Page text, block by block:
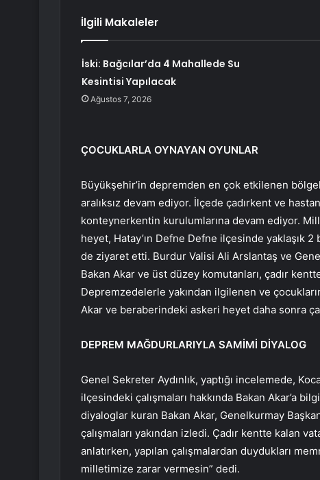
İlgili Makaleler
İski: Bağcılar’da 4 Mahallede Su
Kesintisi Yapılacak
Ağustos 7, 2026
ÇOCUKLARLA OYNAYAN OYUNLAR
Büyükşehir’in depremden en çok etkilenen
aralıksız devam ediyor. İlçede çadırkent ve
konteynerkentin kurulumlarına devam ediyor.
heyet, Hatay’ın Defne Defne ilçesinde yaklaşık
de ziyaret etti. Burdur Valisi Ali Arslantaş ve Genel
Bakan Akar ve üst düzey komutanları, çadır
Depremzedelerle yakından ilgilenen ve
Akar ve beraberindeki askeri heyet daha sonra
DEPREM MAĞDURLARIYLA SAMİMİ DİYALOG
Genel Sekreter Aydınlık, yaptığı incelemede,
ilçesindeki çalışmaları hakkında Bakan Akar’a
diyaloglar kuran Bakan Akar, Genelkurmay
çalışmaları yakından izledi. Çadır kentte kalan
anlatırken, yapılan çalışmalardan duydukları
milletimize zarar vermesin” dedi.